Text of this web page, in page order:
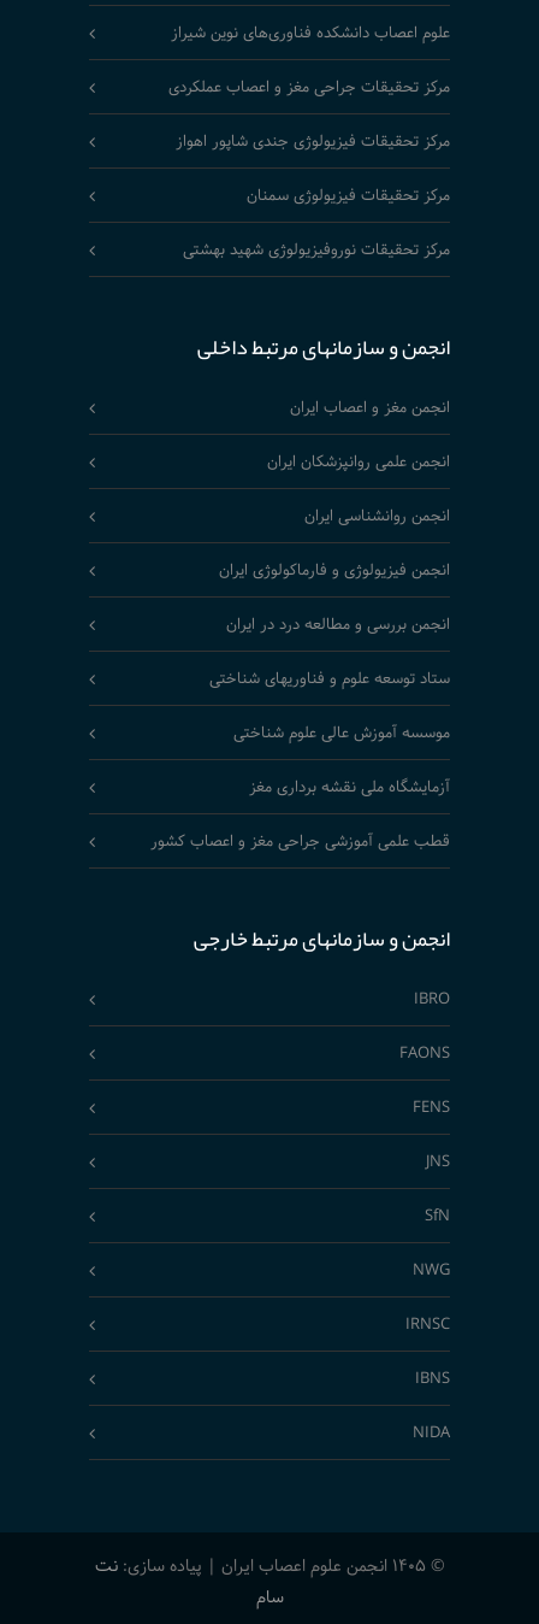
علوم اعصاب دانشکده فناوری‌های نوین شیراز
مرکز تحقیقات جراحی مغز و اعصاب عملکردی
مرکز تحقیقات فیزیولوژی جندی شاپور اهواز
مرکز تحقیقات فیزیولوژی سمنان
مرکز تحقیقات نوروفیزیولوژی شهید بهشتی
انجمن و سازمانهای مرتبط داخلی
انجمن مغز و اعصاب ایران
انجمن علمی روانپزشکان ایران
انجمن روانشناسی ایران
انجمن فیزیولوژی و فارماکولوژی ایران
انجمن بررسی و مطالعه درد در ایران
ستاد توسعه علوم و فناوریهای شناختی
موسسه آموزش عالی علوم شناختی
آزمایشگاه ملی نقشه برداری مغز
قطب علمی آموزشی جراحی مغز و اعصاب کشور
انجمن و سازمانهای مرتبط خارجی
IBRO
FAONS
FENS
JNS
SfN
NWG
IRNSC
IBNS
NIDA
© 1405 انجمن علوم اعصاب ایران | پیاده سازی:
نت
سام